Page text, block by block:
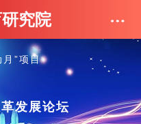
究院
”项目
发展论坛